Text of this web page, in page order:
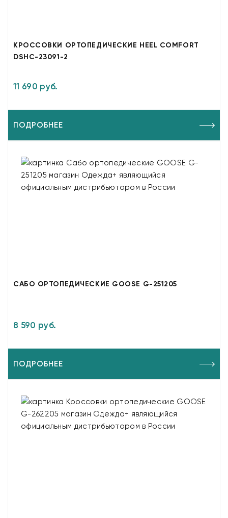
КРОССОВКИ ОРТОПЕДИЧЕСКИЕ HEEL COMFORT
DSHC-23091-2
11 690 руб.
ПОДРОБНЕЕ
САБО ОРТОПЕДИЧЕСКИЕ GOOSE G-251205
8 590 руб.
ПОДРОБНЕЕ